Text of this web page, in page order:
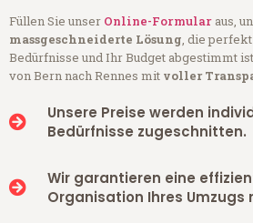
Füllen Sie unser Online-Formular aus,
massgeschneiderte Lösung, die
Bedürfnisse und Ihr Budget abgestimmt
von Bern nach Rennes mit voller
Unsere Preise werden
Bedürfnisse zugeschnitten.
Wir garantieren eine
Organisation Ihres Umzugs